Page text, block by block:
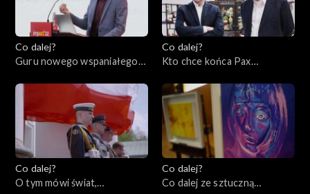
Co dalej?
Guru nowego wspaniałego
człowieczeństwa?,
Co dalej?
Kto chce końca Pax
09.05.2023
Co dalej?
O tym mówi świat,
Co dalej?
Co dalej ze sztuczną